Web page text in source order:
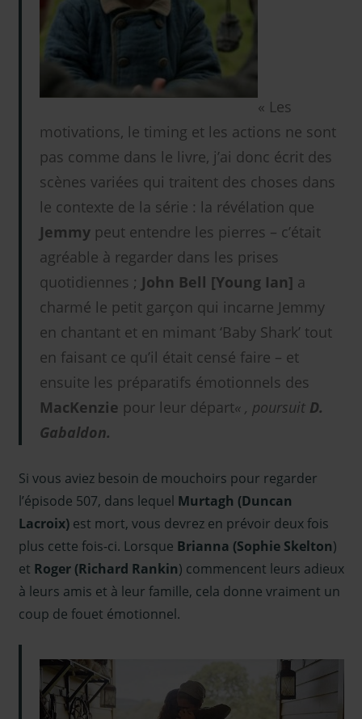
« Les
motivations, le timing et les actions ne sont
pas comme dans le livre, j’ai donc écrit des
scènes variées qui traitent des choses dans
le contexte de la série : la révélation que
Jemmy peut entendre les pierres – c’était
agréable à regarder dans les prises
quotidiennes ; John Bell [Young Ian] a
charmé le petit garçon qui incarne Jemmy
en chantant et en mimant ‘Baby Shark’ tout
en faisant ce qu’il était censé faire – et
ensuite les préparatifs émotionnels des
MacKenzie pour leur départ« , poursuit D.
Gabaldon.
Si vous aviez besoin de mouchoirs pour regarder
l’épisode 507, dans lequel Murtagh (Duncan
Lacroix)est mort, vous devrez en prévoir deux fois
plus cette fois-ci. Lorsque Brianna (Sophie Skelton)
et Roger (Richard Rankin) commencent leurs adieux
à leurs amis et à leur famille, cela donne vraiment un
coup de fouet émotionnel.